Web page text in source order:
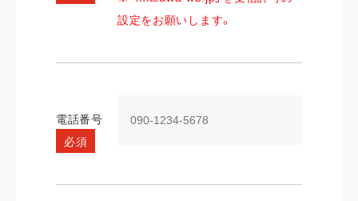
設定をお願いします。
電話番号
必須